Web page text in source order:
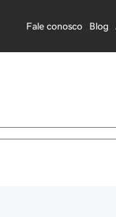
Fale conosco Blog